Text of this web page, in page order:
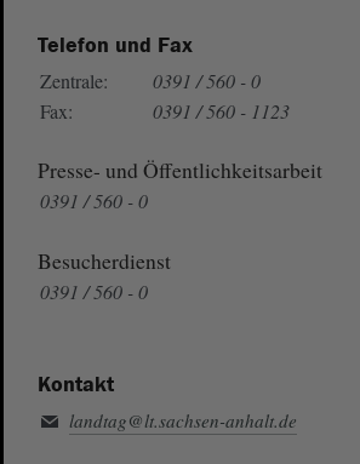
Telefon und Fax
Zentrale:
0391 / 560 - 0
Fax:
0391 / 560 - 1123
Presse- und Öffentlichkeitsarbeit
0391 / 560 - 0
Besucherdienst
0391 / 560 - 0
Kontakt
landtag@lt.sachsen-anhalt.de